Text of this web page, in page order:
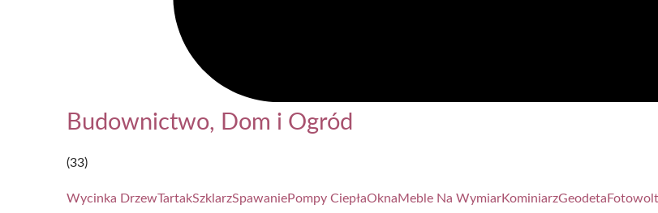
Budownictwo, Dom i Ogród
(33)
Wycinka DrzewTartakSzklarzSpawaniePompy CiepłaOknaMeble Na WymiarKominiarzGeodeta